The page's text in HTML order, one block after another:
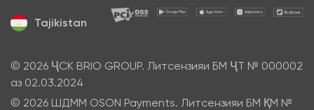
Tajikistan
© 2026 ҶСК BRIO GROUP. Литсензияи БМ ҶТ № 000002
аз 02.03.2024
© 2026 ШДММ OSON Payments. Литсензияи БМ ҚМ №